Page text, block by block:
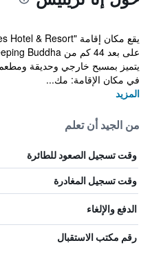
يتميز بمسبح خارجي وحديقة
في مكان الإقامة: مك...
المزيد
من الجيد أن تعلم
وقت تسجيل الصعود للطائرة
وقت تسجيل المغادرة
الدفع والإلغاء
رقم مكتب الاستقبال